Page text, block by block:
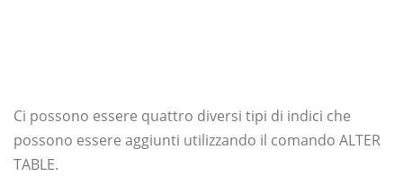
Ci possono essere quattro diversi tipi di indici che
possono essere aggiunti utilizzando il comando ALTER
TABLE.